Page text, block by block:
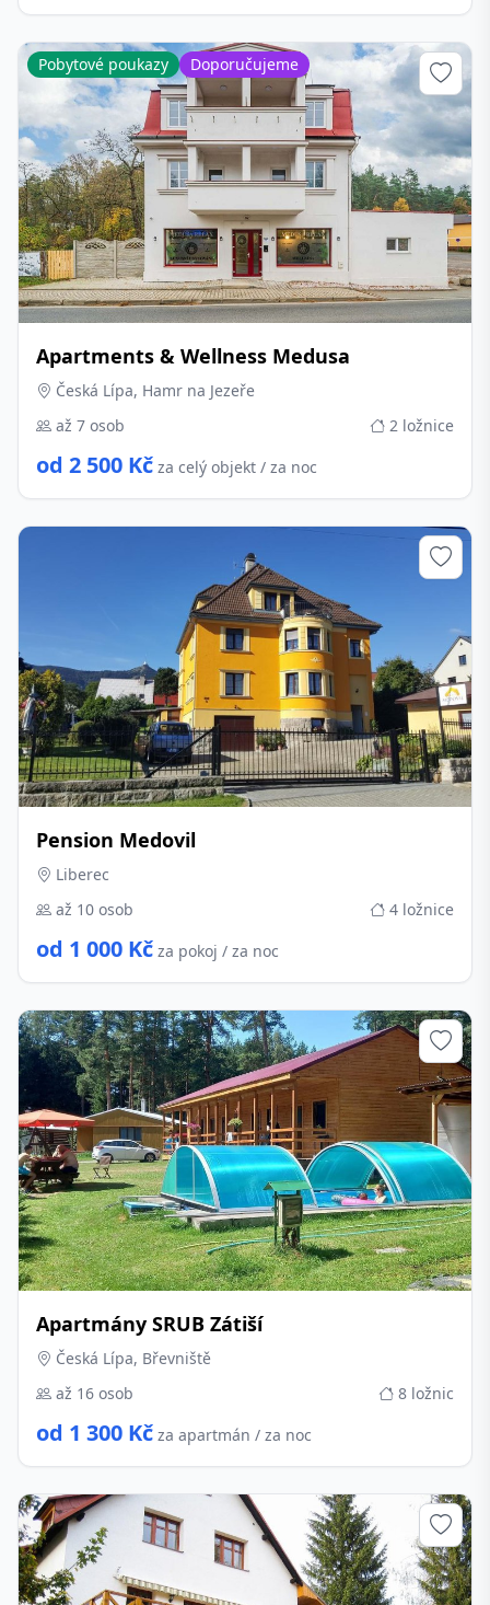
Apartments & Wellness Medusa
Česká Lípa, Hamr na Jezeře
až 7 osob
2 ložnice
od 2 500 Kč za celý objekt / za noc
Pobytové poukazy Doporučujeme
Pension Medovil
Liberec
až 10 osob
4 ložnice
od 1 000 Kč za pokoj / za noc
Apartmány SRUB Zátiší
Česká Lípa, Břevniště
až 16 osob
8 ložnic
od 1 300 Kč za apartmán / za noc